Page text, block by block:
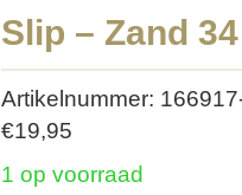
Slip – Zand 34
Artikelnummer:
€19,95
1 op voorraad